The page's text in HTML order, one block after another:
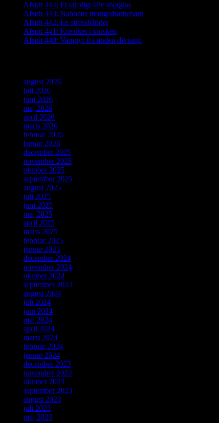
Afsnit 444: Et utroligt lille shotglas
Afsnit 443: Naboens mongolbarnebarn
Afsnit 442: En stresshånder
Afsnit 441: Krænket i kiosken
Afsnit 440: Vampyr fra anden division
august 2026
juli 2026
juni 2026
maj 2026
april 2026
marts 2026
februar 2026
januar 2026
december 2025
november 2025
oktober 2025
september 2025
august 2025
juli 2025
juni 2025
maj 2025
april 2025
marts 2025
februar 2025
januar 2025
december 2024
november 2024
oktober 2024
september 2024
august 2024
juli 2024
juni 2024
maj 2024
april 2024
marts 2024
februar 2024
januar 2024
december 2023
november 2023
oktober 2023
september 2023
august 2023
juli 2023
maj 2023